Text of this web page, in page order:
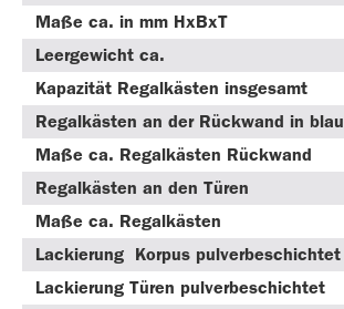
Maße ca. in mm HxBxT
Leergewicht ca.
Kapazität Regalkästen insgesamt
Regalkästen an der Rückwand in blau
Maße ca. Regalkästen Rückwand
Regalkästen an den Türen
Maße ca. Regalkästen
Lackierung Korpus pulverbeschichtet
Lackierung Türen pulverbeschichtet